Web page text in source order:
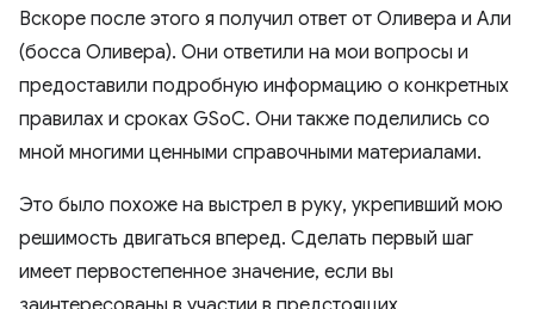
Вскоре после этого я получил ответ от Оливера и Али
(босса Оливера). Они ответили на мои вопросы и
предоставили подробную информацию о конкретных
правилах и сроках GSoC. Они также поделились со
мной многими ценными справочными материалами.
Это было похоже на выстрел в руку, укрепивший мою
решимость двигаться вперед. Сделать первый шаг
имеет первостепенное значение, если вы